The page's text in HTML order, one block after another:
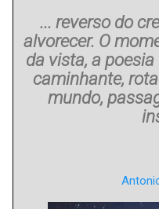
... reverso do
alvorecer. O
da vista, a
caminhante,
mundo,